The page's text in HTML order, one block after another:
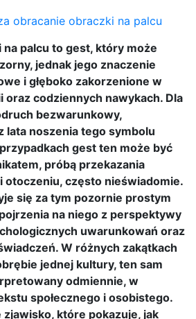
palcu to gest, który może
jednak jego znaczenie
i głęboko zakorzenione w
oraz codziennych nawykach. Dla
bezwarunkowy,
lata noszenia tego symbolu
gest ten może być
próbą przekazania
otoczeniu, często nieświadomie.
się za tym pozornie prostym
na niego z perspektywy
uwarunkowań oraz
W różnych zakątkach
jednej kultury, ten sam
odmiennie, w
społecznego i osobistego.
które pokazuje, jak